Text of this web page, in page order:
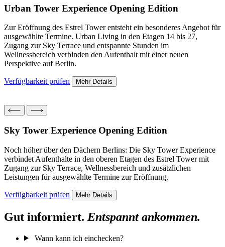
Urban Tower Experience Opening Edition
Zur Eröffnung des Estrel Tower entsteht ein besonderes Angebot für
ausgewählte Termine. Urban Living in den Etagen 14 bis 27,
Zugang zur Sky Terrace und entspannte Stunden im
Wellnessbereich verbinden den Aufenthalt mit einer neuen
Perspektive auf Berlin.
Verfügbarkeit prüfen Mehr Details
Sky Tower Experience Opening Edition
Noch höher über den Dächern Berlins: Die Sky Tower Experience
verbindet Aufenthalte in den oberen Etagen des Estrel Tower mit
Zugang zur Sky Terrace, Wellnessbereich und zusätzlichen
Leistungen für ausgewählte Termine zur Eröffnung.
Verfügbarkeit prüfen Mehr Details
Gut informiert. Entspannt ankommen.
Wann kann ich einchecken?